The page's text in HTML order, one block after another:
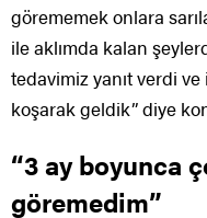
görememek onlara
ile aklımda kalan
tedavimiz yanıt verdi
koşarak geldik” diye
“3 ay boyunca
göremedim”